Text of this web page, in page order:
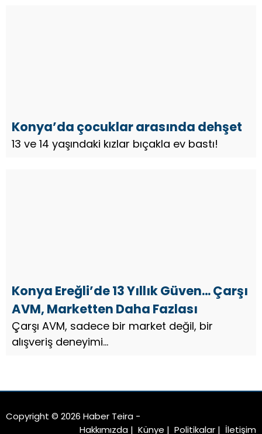
Konya’da çocuklar arasında dehşet
13 ve 14 yaşındaki kızlar bıçakla ev bastı!
Konya Ereğli’de 13 Yıllık Güven… Çarşı
AVM, Marketten Daha Fazlası
Çarşı AVM, sadece bir market değil, bir
alışveriş deneyimi…
Copyright © 2026 Haber Teira -
Hakkımızda | Künye | Politikalar | İletişim